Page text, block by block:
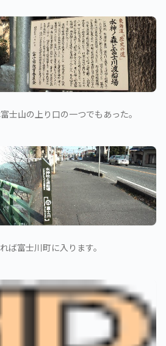
士山の上り口の一つでもあった。
ば富士川町に入ります。